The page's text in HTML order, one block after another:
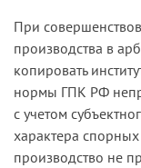
При
производства в
копировать
нормы ГПК РФ
с учетом
характера
производство не